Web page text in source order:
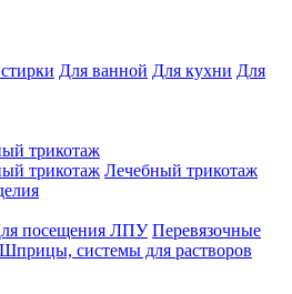
Для ванной Для кухни Для
трикотаж
трикотаж Лечебный трикотаж
посещения ЛПУ Перевязочные
Шприцы, системы для растворов